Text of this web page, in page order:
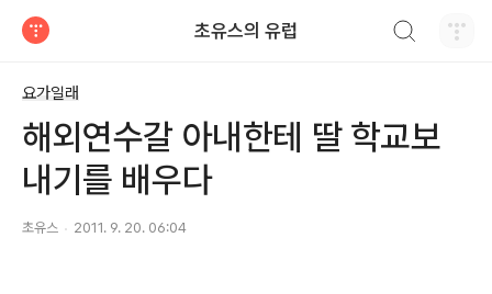
초유스의 유럽
요가일래
해외연수갈 아내한테 딸 학교보
내기를 배우다
초유스 2011. 9. 20. 06:04